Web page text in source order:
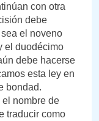
con otra
debe
el noveno
el duodécimo
debe hacerse
esta ley en
bondad.
nombre de
traducir como